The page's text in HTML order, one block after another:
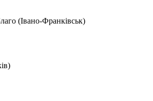
(Івано-Франківськ)